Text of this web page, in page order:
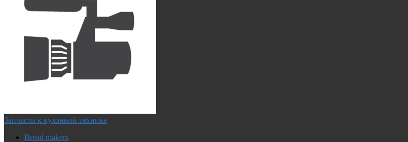
Запчасти к кухонной технике
Bread makers